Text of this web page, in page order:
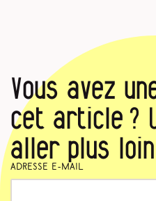
Vous avez
cet article ?
aller plus
Adresse e-mail